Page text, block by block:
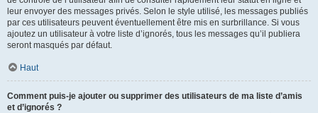
leur envoyer des messages privés. Selon le style utilisé, les messages publiés
par ces utilisateurs peuvent éventuellement être mis en surbrillance. Si vous
ajoutez un utilisateur à votre liste d’ignorés, tous les messages qu’il publiera
seront masqués par défaut.
Haut
Comment puis-je ajouter ou supprimer des utilisateurs de ma liste d’amis
et d’ignorés ?